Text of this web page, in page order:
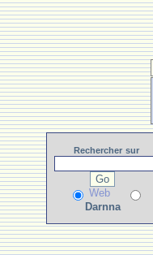
Rechercher sur
Web
Darnna